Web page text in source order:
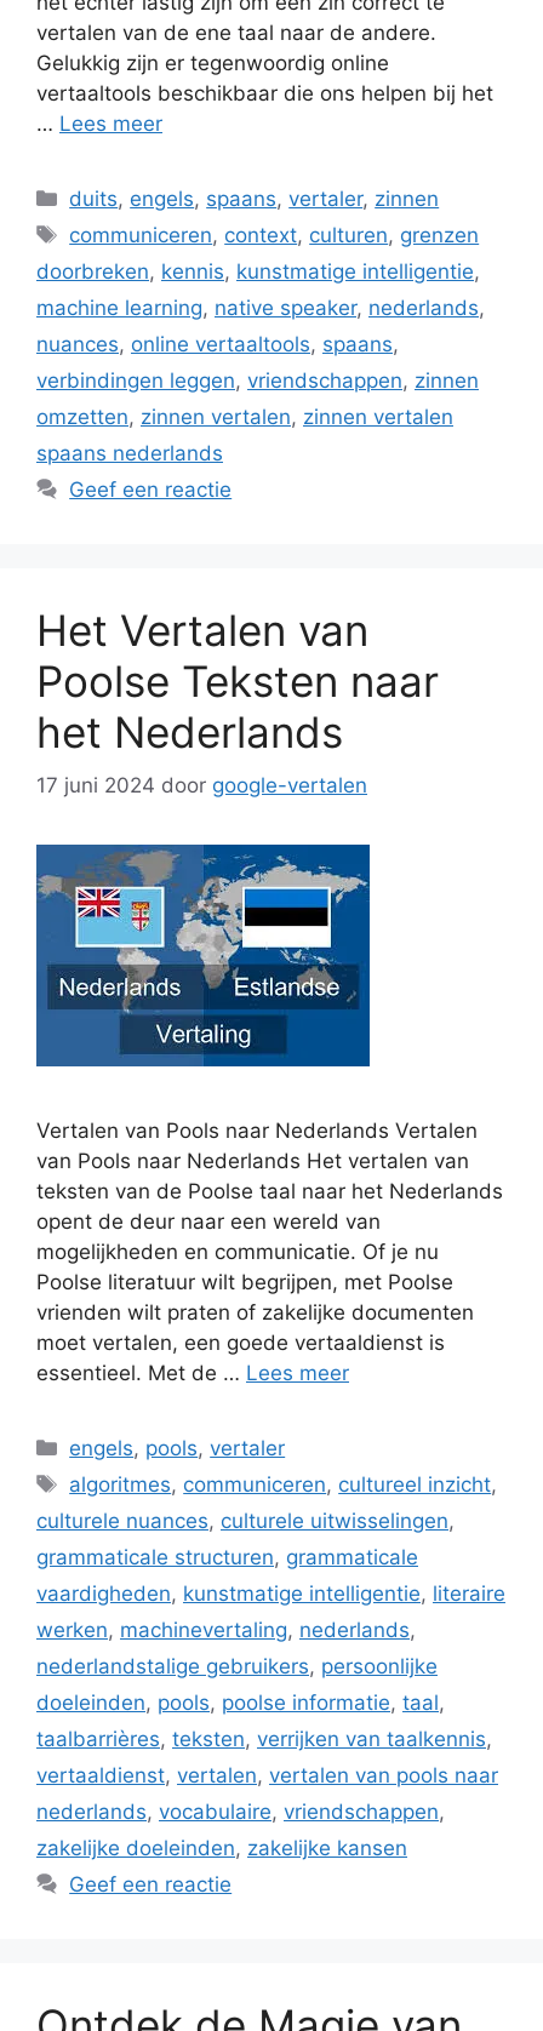
vertalen van de ene taal naar de andere.
Gelukkig zijn er tegenwoordig online
vertaaltools beschikbaar die ons helpen bij het
… Lees meer
Categorieën
duits, engels, spaans,vertaler, zinnen
Tags
communiceren, context, culturen, grenzen
doorbreken, kennis, kunstmatige intelligentie,
machine learning, native speaker, nederlands,
nuances, online vertaaltools, spaans,
verbindingen leggen, vriendschappen, zinnen
omzetten, zinnen vertalen, zinnen vertalen
spaans nederlands
Geef een reactie
Het Vertalen van
Poolse Teksten naar
het Nederlands
17 juni 2024 door google-vertalen
Vertalen van Pools naar Nederlands Vertalen
van Pools naar Nederlands Het vertalen van
teksten van de Poolse taal naar het Nederlands
opent de deur naar een wereld van
mogelijkheden en communicatie. Of je nu
Poolse literatuur wilt begrijpen, met Poolse
vrienden wilt praten of zakelijke documenten
moet vertalen, een goede vertaaldienst is
essentieel. Met de … Lees meer
Categorieën
engels, pools,vertaler
Tags
algoritmes, communiceren, cultureel inzicht,
culturele nuances, culturele uitwisselingen,
grammaticale structuren, grammaticale
vaardigheden, kunstmatige intelligentie, literaire
werken, machinevertaling, nederlands,
nederlandstalige gebruikers, persoonlijke
doeleinden, pools, poolse informatie, taal,
taalbarrières, teksten, verrijken van taalkennis,
vertaaldienst, vertalen, vertalen van pools naar
nederlands, vocabulaire, vriendschappen,
zakelijke doeleinden, zakelijke kansen
Geef een reactie